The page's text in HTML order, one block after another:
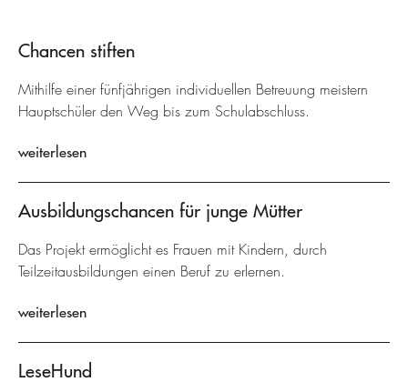
Chancen stiften
Mithilfe einer fünfjährigen individuellen Betreuung meistern
Hauptschüler den Weg bis zum Schulabschluss.
weiterlesen
Ausbildungschancen für junge Mütter
Das Projekt ermöglicht es Frauen mit Kindern, durch
Teilzeitausbildungen einen Beruf zu erlernen.
weiterlesen
LeseHund